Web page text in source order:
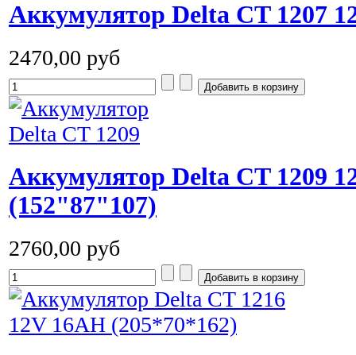
Аккумулятор Delta CT 1207
2470,00 руб
Аккумулятор Delta CT 1209
(152"87"107)
2760,00 руб